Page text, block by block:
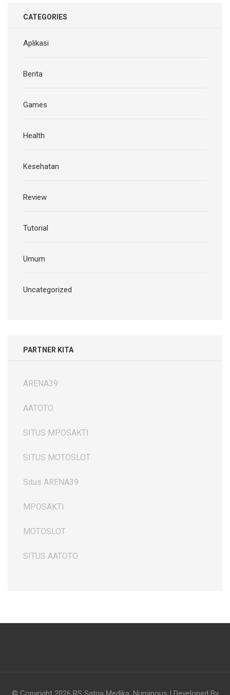
CATEGORIES
Aplikasi
Berita
Games
Health
Kesehatan
Review
Tutorial
Umum
Uncategorized
PARTNER KITA
ARENA39
AATOTO
SITUS MPOSAKTI
SITUS MOTOSLOT
Situs ARENA39
MPOSAKTI
MOTOSLOT
SITUS AATOTO